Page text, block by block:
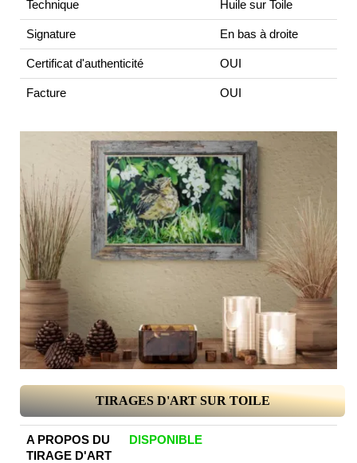
Technique Huile sur Toile
Signature En bas à droite
Certificat d'authenticité OUI
Facture OUI
TIRAGES D'ART SUR TOILE
A PROPOS DU
TIRAGE D'ART
DISPONIBLE